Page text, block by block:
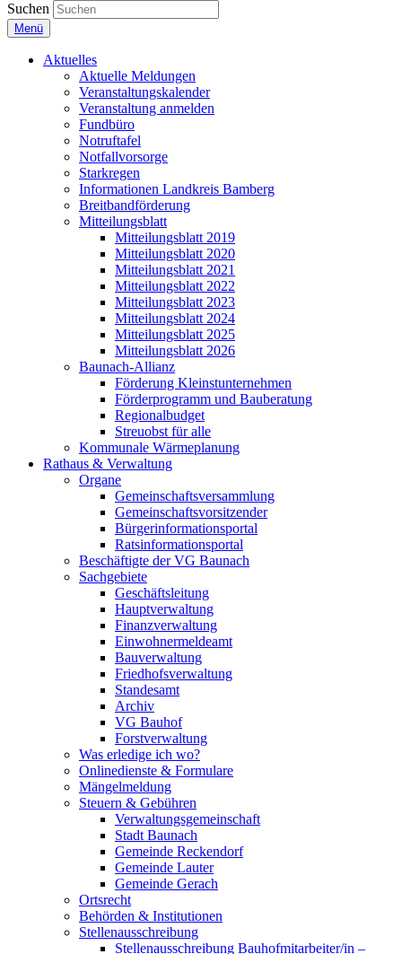
Suchen
Menü
Aktuelles
Aktuelle Meldungen
Veranstaltungskalender
Veranstaltung anmelden
Fundbüro
Notruftafel
Notfallvorsorge
Starkregen
Informationen Landkreis Bamberg
Breitbandförderung
Mitteilungsblatt
Mitteilungsblatt 2019
Mitteilungsblatt 2020
Mitteilungsblatt 2021
Mitteilungsblatt 2022
Mitteilungsblatt 2023
Mitteilungsblatt 2024
Mitteilungsblatt 2025
Mitteilungsblatt 2026
Baunach-Allianz
Förderung Kleinstunternehmen
Förderprogramm und Bauberatung
Regionalbudget
Streuobst für alle
Kommunale Wärmeplanung
Rathaus & Verwaltung
Organe
Gemeinschaftsversammlung
Gemeinschaftsvorsitzender
Bürgerinformationsportal
Ratsinformationsportal
Beschäftigte der VG Baunach
Sachgebiete
Geschäftsleitung
Hauptverwaltung
Finanzverwaltung
Einwohnermeldeamt
Bauverwaltung
Friedhofsverwaltung
Standesamt
Archiv
VG Bauhof
Forstverwaltung
Was erledige ich wo?
Onlinedienste & Formulare
Mängelmeldung
Steuern & Gebühren
Verwaltungsgemeinschaft
Stadt Baunach
Gemeinde Reckendorf
Gemeinde Lauter
Gemeinde Gerach
Ortsrecht
Behörden & Institutionen
Stellenausschreibung
Stellenausschreibung Bauhofmitarbeiter/in –